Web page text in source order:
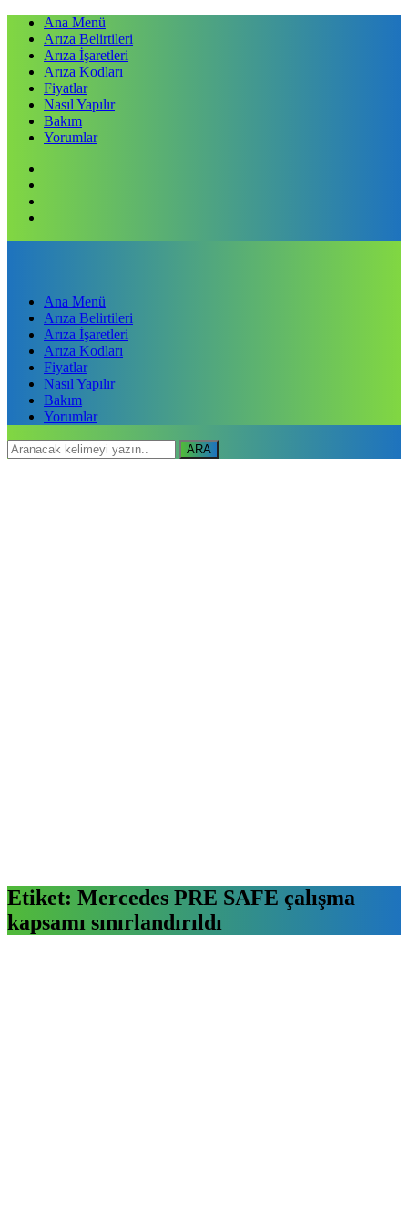
Ana Menü
Arıza Belirtileri
Arıza İşaretleri
Arıza Kodları
Fiyatlar
Nasıl Yapılır
Bakım
Yorumlar
Ana Menü
Arıza Belirtileri
Arıza İşaretleri
Arıza Kodları
Fiyatlar
Nasıl Yapılır
Bakım
Yorumlar
ARA
Etiket: Mercedes PRE SAFE çalışma
kapsamı sınırlandırıldı